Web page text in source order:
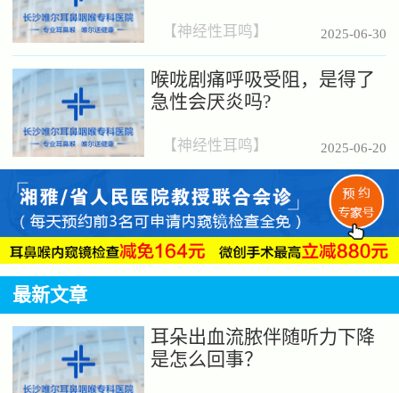
2025-06-30
【神经性耳鸣】
喉咙剧痛呼吸受阻，是得了
急性会厌炎吗?
2025-06-20
【神经性耳鸣】
最新文章
耳朵出血流脓伴随听力下降
是怎么回事？